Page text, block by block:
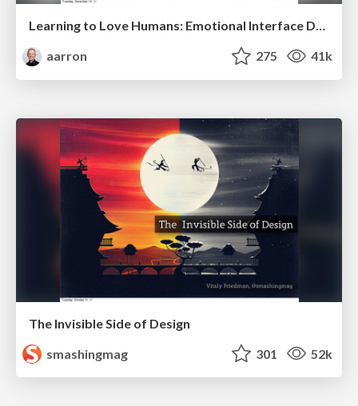
Learning to Love Humans: Emotional Interface Design
aarron
275 41k
The Invisible Side of Design
smashingmag
301 52k